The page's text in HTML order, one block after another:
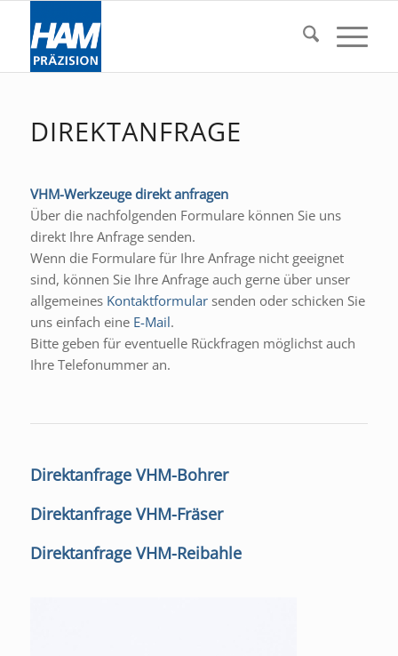
DIREKTANFRAGE
VHM-Werkzeuge direkt anfragen
Über die nachfolgenden Formulare können Sie uns
direkt Ihre Anfrage senden.
Wenn die Formulare für Ihre Anfrage nicht geeignet
sind, können Sie Ihre Anfrage auch gerne über unser
allgemeines Kontaktformularsenden oder schicken Sie
uns einfach eine E-Mail.
Bitte geben für eventuelle Rückfragen möglichst auch
Ihre Telefonummer an.
Direktanfrage VHM-Bohrer
Direktanfrage VHM-Fräser
Direktanfrage VHM-Reibahle